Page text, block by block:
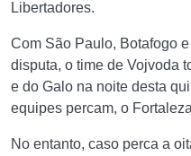
Libertadores.
Com São Paulo, Botafogo
disputa, o time de Vojvoda
e do Galo na noite desta
equipes percam, o
No entanto, caso perca a